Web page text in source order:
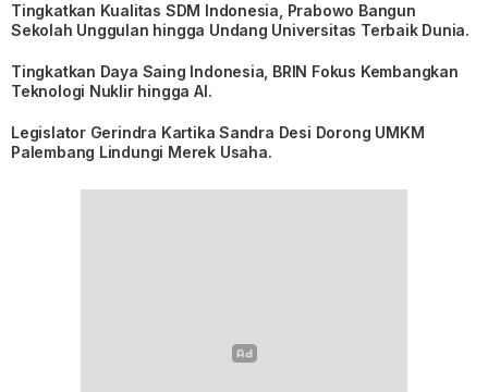
Tingkatkan Kualitas SDM Indonesia, Prabowo Bangun
Sekolah Unggulan hingga Undang Universitas Terbaik Dunia.
Tingkatkan Daya Saing Indonesia, BRIN Fokus Kembangkan
Teknologi Nuklir hingga AI.
Legislator Gerindra Kartika Sandra Desi Dorong UMKM
Palembang Lindungi Merek Usaha.